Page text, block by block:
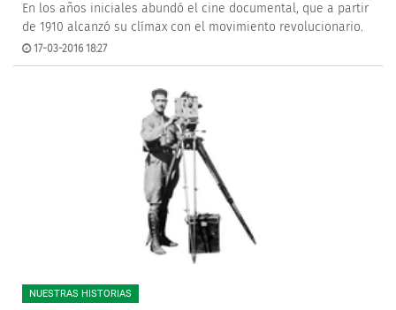
En los años iniciales abundó el cine documental, que a partir
de 1910 alcanzó su clímax con el movimiento revolucionario.
17-03-2016 18:27
NUESTRAS HISTORIAS